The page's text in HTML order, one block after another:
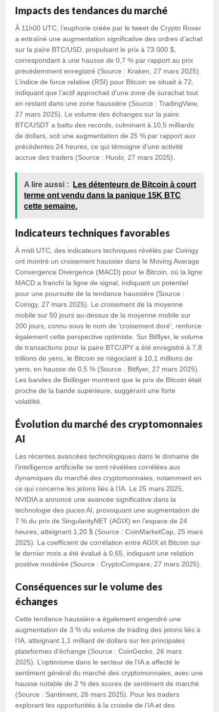
Impacts des tendances du marché
À 11h00 UTC, l’euphorie créée par le tweet de Crypto Rover
a entraîné une augmentation significative des ordres d’achat
sur la paire BTC/USD, propulsant le prix à 73 000 $,
correspondant à une hausse de 0,7 % par rapport au prix
précédemment enregistré (Source : Kraken, 27 mars 2025).
L’indice de force relative (RSI) pour Bitcoin se situait à 72,
indiquant que l’actif approchait d’une zone de surachat tout
en restant dans une zone haussière (Source : TradingView,
27 mars 2025). Le volume des échanges sur la paire
BTC/USDT a battu des records, culminant à 10,5 milliards
de dollars, soit une augmentation de 25 % par rapport aux
précédentes 24 heures, ce qui témoigne d’une activité
accrue des traders (Source : Huobi, 27 mars 2025).
A lire aussi :
Les détenteurs de Bitcoin à court
terme ont vendu dans la panique 15K BTC
cette semaine.
Indicateurs techniques favorables
À midi UTC, des indicateurs techniques révélés par Coinigy
ont montré un croisement haussier dans le Moving Average
Convergence Divergence (MACD) pour le Bitcoin, où la ligne
MACD a franchi la ligne de signal, indiquant un potentiel
pour une poursuite de la tendance haussière (Source :
Coinigy, 27 mars 2025). Le croisement de la moyenne
mobile sur 50 jours au-dessus de la moyenne mobile sur
200 jours, connu sous le nom de ‘croisement doré’, renforce
également cette perspective optimiste. Sur Bitflyer, le volume
de transactions pour la paire BTC/JPY a été enregistré à 7,8
trillions de yens, le Bitcoin se négociant à 10,1 millions de
yens, en hausse de 0,5 % (Source : Bitflyer, 27 mars 2025).
Les bandes de Bollinger montrent que le prix de Bitcoin était
proche de la bande supérieure, suggérant une forte
volatilité.
Évolution du marché des cryptomonnaies
AI
Les récentes avancées technologiques dans le domaine de
l’intelligence artificielle se sont révélées corrélées aux
dynamiques du marché des cryptomonnaies, notamment en
ce qui concerne les jetons liés à l’IA. Le 25 mars 2025,
NVIDIA a annoncé une avancée significative dans la
technologie des puces AI, provoquant une augmentation de
7 % du prix de SingularityNET (AGIX) en l’espace de 24
heures, atteignant 1,20 $ (Source : CoinMarketCap, 25 mars
2025). La coefficient de corrélation entre AGIX et Bitcoin sur
le dernier mois a été évalué à 0,65, indiquant une relation
positive modérée (Source : CryptoCompare, 27 mars 2025).
Conséquences sur le volume des
échanges
Cette tendance haussière a également engendré une
augmentation de 3 % du volume de trading des jetons liés à
l’IA, atteignant 1,1 milliard de dollars sur les principales
plateformes d’échange (Source : CoinGecko, 26 mars
2025). L’optimisme dans le secteur de l’IA a affecté le
sentiment général du marché des cryptomonnaies, avec une
hausse notable de 2 % des scores de sentiment de marché
(Source : Santiment, 26 mars 2025). Pour les traders
explorant les opportunités à la croisée de l’IA et des